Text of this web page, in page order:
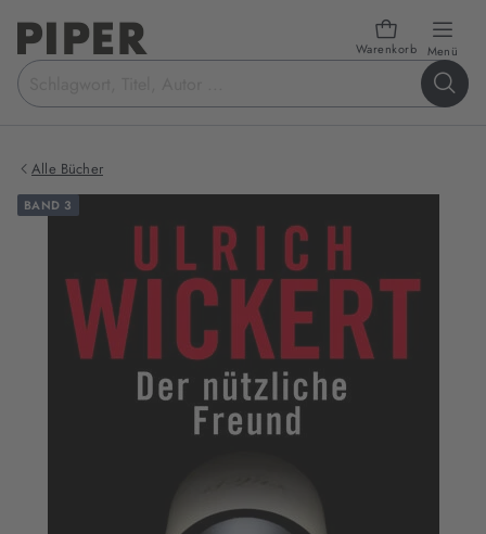
Warenkorb Menü
Suchbegriff
eingeben
Alle Bücher
BAND 3